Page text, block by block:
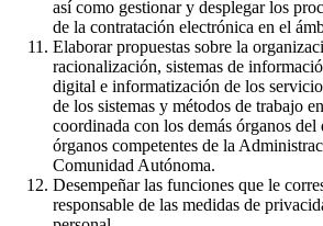
así como gestionar y desplegar los
de la contratación electrónica en el
Elaborar propuestas sobre la
racionalización, sistemas de
digital e informatización de los
de los sistemas y métodos de trabajo
coordinada con los demás órganos
órganos competentes de la
Comunidad Autónoma.
Desempeñar las funciones que le
responsable de las medidas de